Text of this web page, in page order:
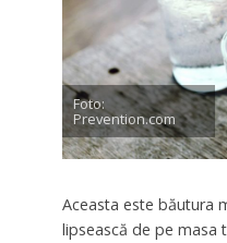
Foto:
Prevention.com
Aceasta este băutura
lipsească de pe masa